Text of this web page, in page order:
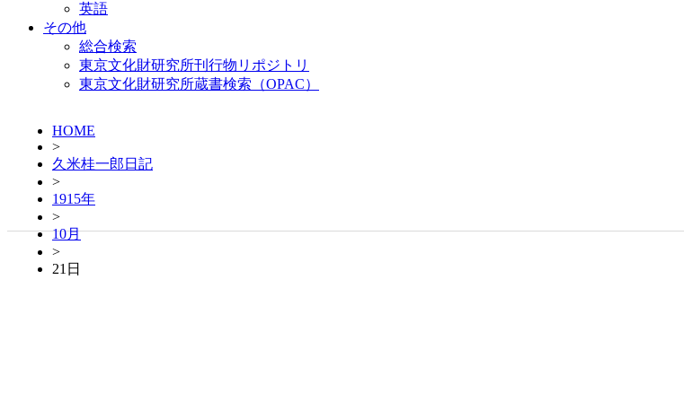
英語
その他
総合検索
東京文化財研究所刊行物リポジトリ
東京文化財研究所蔵書検索（OPAC）
HOME
>
久米桂一郎日記
>
1915年
>
10月
>
21日